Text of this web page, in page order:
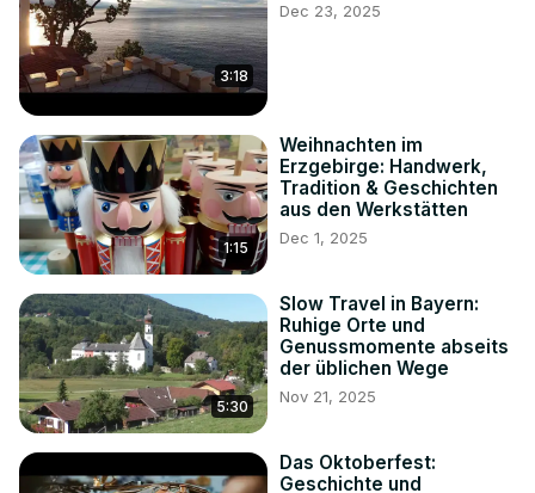
3:18
Dec 23, 2025
1:15
Weihnachten im
Erzgebirge: Handwerk,
Tradition & Geschichten
aus den Werkstätten
Dec 1, 2025
5:30
Slow Travel in Bayern:
Ruhige Orte und
Genussmomente abseits
der üblichen Wege
Nov 21, 2025
Das Oktoberfest:
Geschichte und